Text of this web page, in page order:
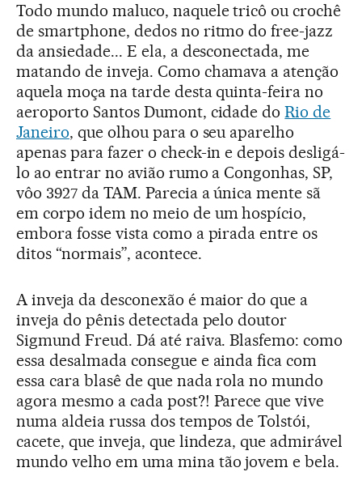
Todo mundo maluco, naquele tricô ou crochê
de smartphone, dedos no ritmo do free-jazz
da ansiedade... E ela, a desconectada, me
matando de inveja. Como chamava a atenção
aquela moça na tarde desta quinta-feira no
aeroporto Santos Dumont, cidade doRio de
Janeiro, que olhou para o seu aparelho
apenas para fazer o check-in e depois desligá-
lo ao entrar no avião rumo a Congonhas, SP,
vôo 3927 da TAM. Parecia a única mente sã
em corpo idem no meio de um hospício,
embora fosse vista como a pirada entre os
ditos “normais”, acontece.
A inveja da desconexão é maior do que a
inveja do pênis detectada pelo doutor
Sigmund Freud. Dá até raiva. Blasfemo: como
essa desalmada consegue e ainda fica com
essa cara blasê de que nada rola no mundo
agora mesmo a cada post?! Parece que vive
numa aldeia russa dos tempos de Tolstói,
cacete, que inveja, que lindeza, que admirável
mundo velho em uma mina tão jovem e bela.